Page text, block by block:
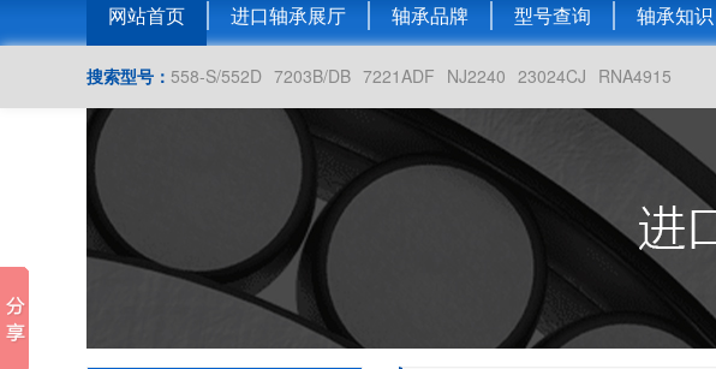
网站首页 进口轴承展厅 轴承品牌 型号查询 轴承知识
搜索型号： 558-S/552D 7203B/DB 7221ADF NJ2240 23024CJ RNA4915